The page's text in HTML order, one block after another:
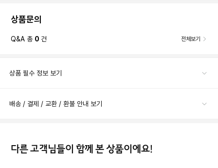
상품문의
Q&A 총 0 건 전체보기
상품 필수 정보 보기
배송 / 결제 / 교환 / 환불 안내 보기
다른 고객님들이 함께 본 상품이에요!